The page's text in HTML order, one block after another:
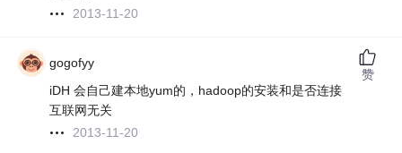
2013-11-20
gogofyy
iDH 会自己建本地yum的，hadoop的安装和是否连接
互联网无关
2013-11-20
赞